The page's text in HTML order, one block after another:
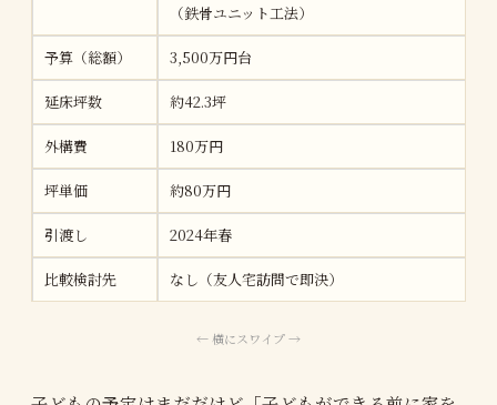
（鉄骨ユニット工法）
予算（総額） 3,500万円台
延床坪数 約42.3坪
外構費 180万円
坪単価 約80万円
引渡し 2024年春
比較検討先 なし（友人宅訪問で即決）